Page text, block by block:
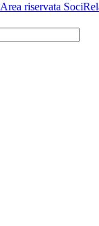
Area riservata Soci